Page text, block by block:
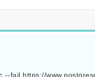
fail https://